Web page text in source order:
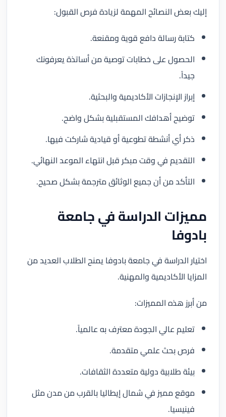
إليك بعض النصائح المهمة لزيادة فرص القبول:
كتابة رسالة دافع قوية ومقنعة.
الحصول على خطابات توصية من أساتذة يعرفونك
جيداً.
إبراز الإنجازات الأكاديمية والبحثية.
توضيح أهدافك المستقبلية بشكل واضح.
ذكر أي أنشطة تطوعية أو قيادية شاركت فيها.
التقديم في وقت مبكر قبل انتهاء الموعد النهائي.
التأكد من أن جميع الوثائق مترجمة بشكل صحيح.
مميزات الدراسة في جامعة
بادوفا
اختيار الدراسة في جامعة بادوفا يمنح الطلاب العديد من
المزايا الأكاديمية والمهنية.
من أبرز هذه المميزات:
تعليم عالي الجودة معترف به عالمياً.
فرص بحث علمي متقدمة.
بيئة طلابية دولية متعددة الثقافات.
موقع مميز في شمال إيطاليا بالقرب من مدن مثل
فينيسيا.